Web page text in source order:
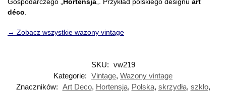
déco
→ Zobacz wszystkie wazony vintage
SKU: vw219
Kategorie: Vintage, Wazony vintage
Znaczników: Art Deco, Hortensja, Polska, skrzydła, szkło,